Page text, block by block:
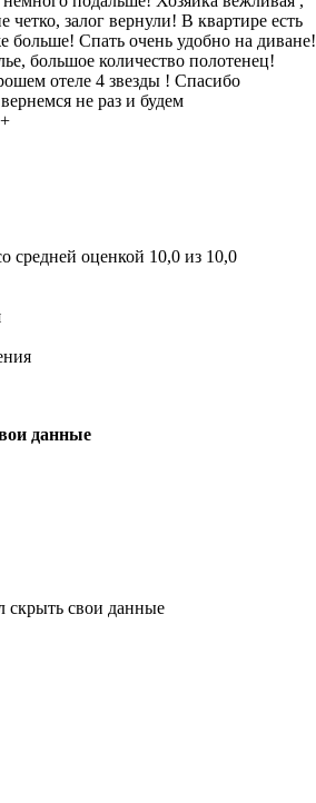
четко, залог вернули! В квартире есть
больше! Спать очень удобно на диване!
большое количество полотенец!
отеле 4 звезды ! Спасибо
не раз и будем
средней оценкой 10,0 из 10,0
данные
скрыть свои данные